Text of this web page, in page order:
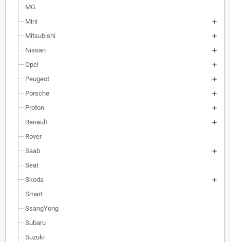
MG
Mini
Mitsubishi
Nissan
Opel
Peugeot
Porsche
Proton
Renault
Rover
Saab
Seat
Skoda
Smart
SsangYong
Subaru
Suzuki